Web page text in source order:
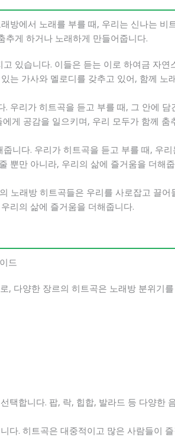
방에서 노래를 부를 때, 우리는 신나는 비
추게 하거나 노래하게 만들어줍니다.
있습니다. 이들은 듣는 이로 하여금 자
는 가사와 멜로디를 갖추고 있어, 함께 노
우리가 히트곡을 듣고 부를 때, 그 안에
게 공감을 일으키며, 우리 모두가 함께
니다. 우리가 히트곡을 듣고 부를 때, 우
뿐만 아니라, 우리의 삶에 즐거움을 더해
노래방 히트곡들은 우리를 사로잡고 끌
리의 삶에 즐거움을 더해줍니다.
드
다양한 장르의 히트곡은 노래방 분위기
합니다. 팝, 락, 힙합, 발라드 등 다양한
. 히트곡은 대중적이고 많은 사람들이